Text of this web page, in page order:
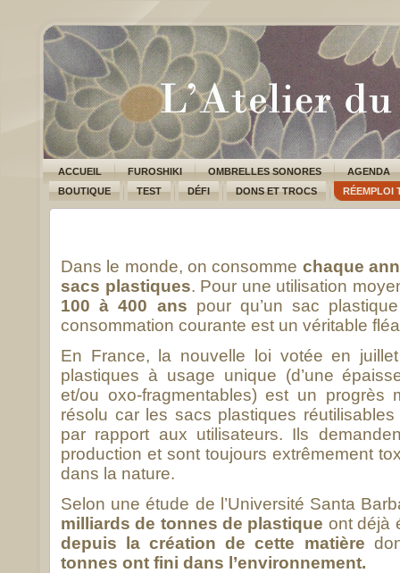
ACCUEIL FUROSHIKI OMBRELLES SONORES
AGENDA
BOUTIQUE
TEST DÉFI DONS ET TROCS RÉEMPLOI
Dans le monde, on consomme chaque
sacs plastiques. Pour une utilisation
100 à 400 ans pour qu’un sac
consommation courante est un véritable
En France, la nouvelle loi votée en
plastiques à usage unique (d’une
et/ou oxo-fragmentables) est un progrès
résolu car les sacs plastiques
par rapport aux utilisateurs. Ils
production et sont toujours extrêmement
dans la nature.
Selon une étude de l’Université Santa
milliards de tonnes de plastique ont déjà
depuis la création de cette matière
tonnes ont fini dans l’environnement.